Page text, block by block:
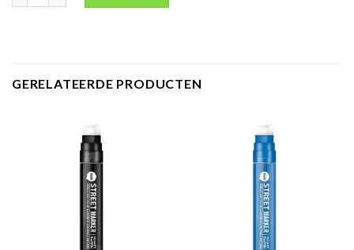
GERELATEERDE PRODUCTEN